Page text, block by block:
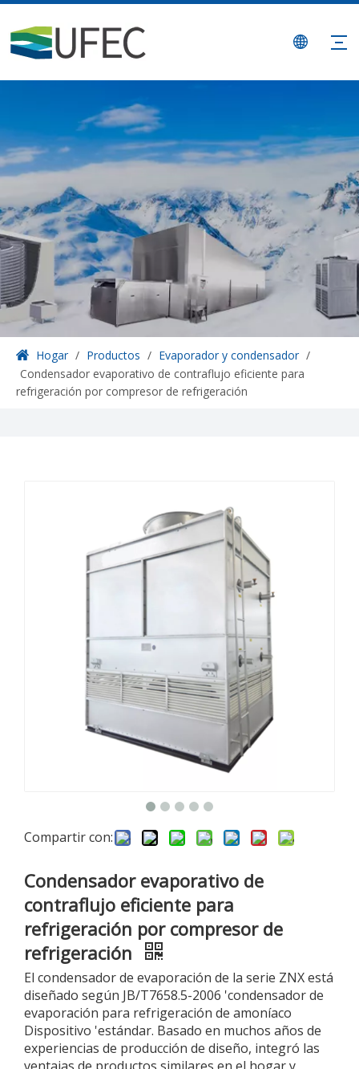
Hogar / Productos / Evaporador y condensador /
Condensador evaporativo de contraflujo eficiente para
refrigeración por compresor de refrigeración
Compartir con:
Condensador evaporativo de
contraflujo eficiente para
refrigeración por compresor de
refrigeración
El condensador de evaporación de la serie ZNX está
diseñado según JB/T7658.5-2006 'condensador de
evaporación para refrigeración de amoníaco
Dispositivo 'estándar. Basado en muchos años de
experiencias de producción de diseño, integró las